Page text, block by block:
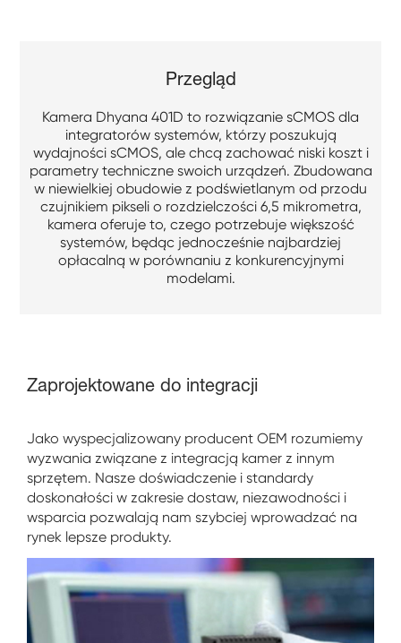
Przegląd
Kamera Dhyana 401D to rozwiązanie sCMOS dla
integratorów systemów, którzy poszukują
wydajności sCMOS, ale chcą zachować niski koszt i
parametry techniczne swoich urządzeń. Zbudowana
w niewielkiej obudowie z podświetlanym od przodu
czujnikiem pikseli o rozdzielczości 6,5 mikrometra,
kamera oferuje to, czego potrzebuje większość
systemów, będąc jednocześnie najbardziej
opłacalną w porównaniu z konkurencyjnymi
modelami.
Zaprojektowane do integracji
Jako wyspecjalizowany producent OEM rozumiemy
wyzwania związane z integracją kamer z innym
sprzętem. Nasze doświadczenie i standardy
doskonałości w zakresie dostaw, niezawodności i
wsparcia pozwalają nam szybciej wprowadzać na
rynek lepsze produkty.